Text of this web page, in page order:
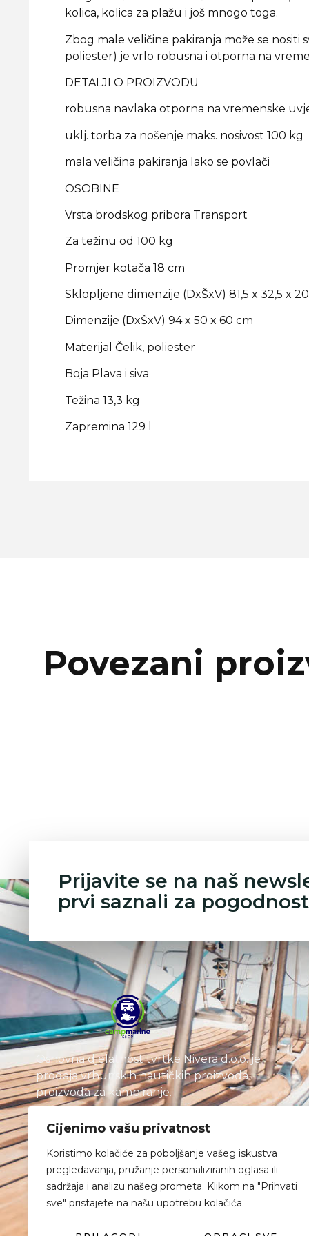
Cijenimo vašu privatnost
Koristimo kolačiće za poboljšanje vašeg iskustva
pregledavanja, pružanje personaliziranih oglasa ili
sadržaja i analizu našeg prometa. Klikom na "Prihvati
sve" pristajete na našu upotrebu kolačića.
kolica, kolica za plažu i još mnogo toga.
Zbog male veličine pakiranja može se nositi
poliester) je vrlo robusna i otporna na
DETALJI O PROIZVODU
robusna navlaka otporna na vremenske
uklj. torba za nošenje maks. nosivost 100 kg
mala veličina pakiranja lako se povlači
OSOBINE
Vrsta brodskog pribora Transport
Za težinu od 100 kg
Promjer kotača 18 cm
Sklopljene dimenzije (DxŠxV) 81,5 x 32,5 x
Dimenzije (DxŠxV) 94 x 50 x 60 cm
Materijal Čelik, poliester
Boja Plava i siva
Težina 13,3 kg
Zapremina 129 l
Povezani
Prijavite se na naš
prvi saznali za
Osnovna djelatnost tvrtke Nivera d.o.o. je
prodaja vrhunskih nautičkih proizvoda i
proizvoda za kampiranje.